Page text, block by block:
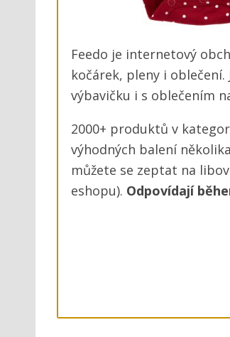
Feedo je internetový
kočárek, pleny i
výbavičku i s oblečením
2000+ produktů v
výhodných balení
můžete se zeptat na
eshopu). Odpovídají